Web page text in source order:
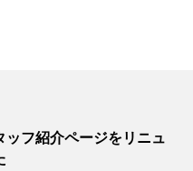
ッフ紹介ページをリニュ